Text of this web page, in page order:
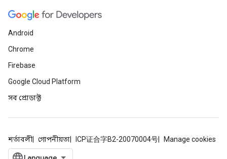
Android
Chrome
Firebase
Google Cloud Platform
সব প্রোডাক্ট
শর্তাবলী গোপনীয়তা ICP证合字B2-20070004号 Manage cookies